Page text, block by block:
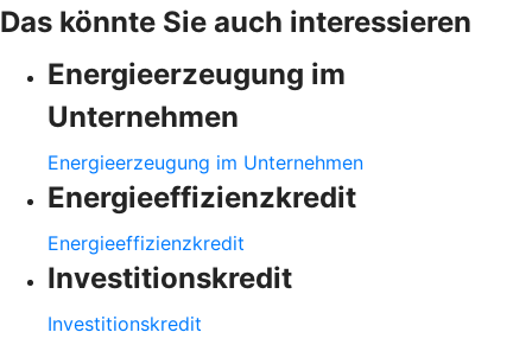
Das könnte Sie auch interessieren
Energieerzeugung im
Unternehmen
Energieerzeugung im Unternehmen
Energieeffizienzkredit
Energieeffizienzkredit
Investitionskredit
Investitionskredit